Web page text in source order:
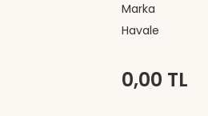
Marka
Havale
0,00 TL